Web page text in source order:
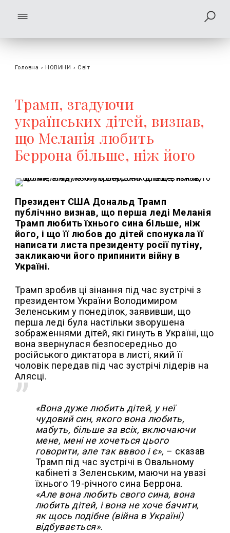
Головна › НОВИНИ › Світ
Трамп, згадуючи
українських дітей, визнав,
що Меланія любить
Беррона більше, ніж його
Президент США Дональд Трамп
публічнно визнав, що перша леді Меланія
Трамп любить їхнього сина більше, ніж
його, і що її любов до дітей спонукала її
написати листа президенту росії путіну,
закликаючи його припинити війну в
Україні.
Трамп зробив ці зінання під час зустрічі з
президентом України Володимиром
Зеленським у понеділок, заявивши, що
перша леді була настільки зворушена
зображеннями дітей, які гинуть в Україні, що
вона звернулася безпосередньо до
російського диктатора в листі, який її
чоловік передав під час зустрічі лідерів на
Алясці.
«Вона дуже любить дітей, у неї
чудовий син, якого вона любить,
мабуть, більше за всіх, включаючи
мене, мені не хочеться цього
говорити, але так вввоо і є», – сказав
Трамп під час зустрічі в Овальному
кабінеті з Зеленським, маючи на увазі
їхнього 19-річного сина Беррона.
«Але вона любить свого сина, вона
любить дітей, і вона не хоче бачити,
як щось подібне (війна в Україні)
відбувається».